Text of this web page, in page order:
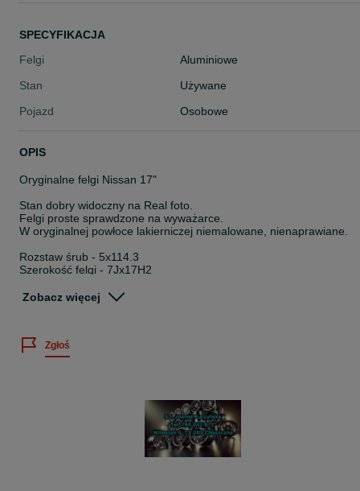
SPECYFIKACJA
Felgi
Aluminiowe
Stan
Używane
Pojazd
Osobowe
OPIS
Oryginalne felgi Nissan 17"
Stan dobry widoczny na Real foto.
Felgi proste sprawdzone na wyważarce.
W oryginalnej powłoce lakierniczej niemalowane, nienaprawiane.
Rozstaw śrub - 5x114.3
Szerokość felgi - 7Jx17H2
Numer felgi - KE409-4E250
Opony zimowe Fulda Kristall Kontrol SUV 215/60R17 96H Gratis!
2x6.1mm 2x3.5mm rok2017
Więcej info 7.9.5.0.4.2.6.7.2
Zobacz więcej
Zgłoś